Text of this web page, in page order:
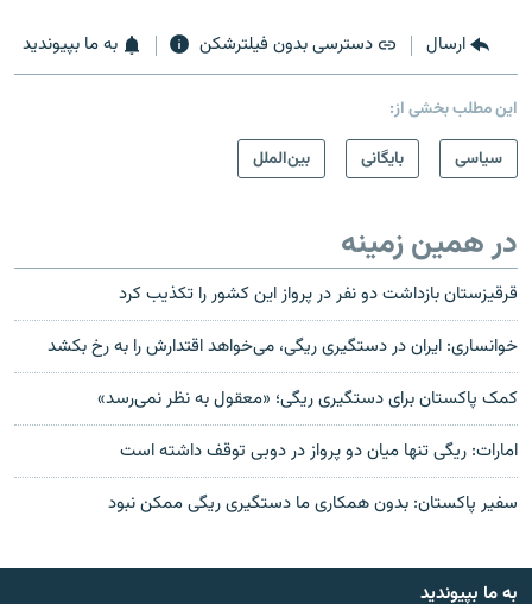
ارسال دسترسی بدون فیلترشکن به ما بپیوندید
این مطلب بخشی از:
سیاسی
بایگانی بین‌الملل
در همین زمینه
قرقیزستان بازداشت دو نفر در پرواز این کشور را تکذیب کرد
خوانساری: ایران در دستگیری ریگی، می‌خواهد اقتدارش را به رخ بکشد
کمک پاکستان برای دستگیری ریگی؛ «معقول به نظر نمی‌رسد»
امارات: ریگی تنها میان دو پرواز در دوبی توقف داشته است
سفیر پاکستان: بدون همکاری ما دستگیری ریگی ممکن نبود
به ما بپیوندید